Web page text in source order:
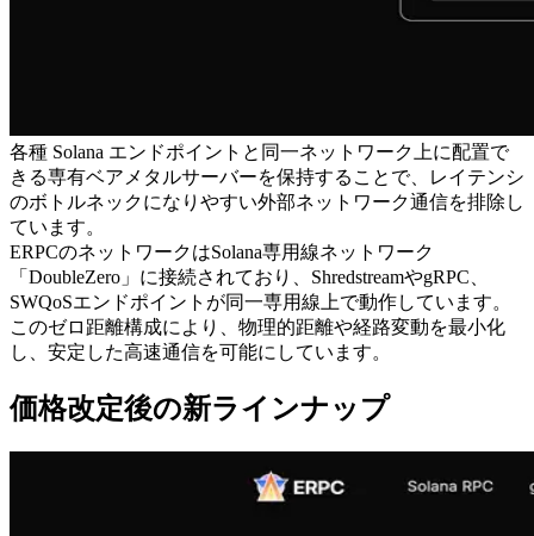
各種 Solana エンドポイントと同一ネットワーク上に配置で
きる専有ベアメタルサーバーを保持することで、レイテンシ
のボトルネックになりやすい外部ネットワーク通信を排除し
ています。
ERPCのネットワークはSolana専用線ネットワーク
「DoubleZero」に接続されており、ShredstreamやgRPC、
SWQoSエンドポイントが同一専用線上で動作しています。
このゼロ距離構成により、物理的距離や経路変動を最小化
し、安定した高速通信を可能にしています。
価格改定後の新ラインナップ